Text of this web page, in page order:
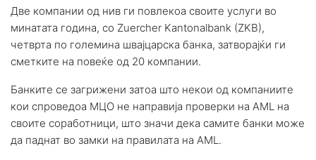
Две компании од нив ги повлекоа своите услуги во
минатата година, со Zuercher Kantonalbank (ZKB),
четврта по големина швајцарска банка, затворајќи ги
сметките на повеќе од 20 компании.
Банките се загрижени затоа што некои од компаниите
кои спроведоа МЦО не направија проверки на AML на
своите соработници, што значи дека самите банки може
да паднат во замки на правилата на AML.